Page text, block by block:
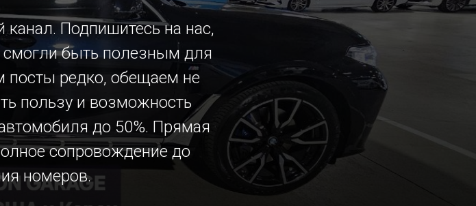
Подпишитесь на нас,
быть полезным для
посты редко, обещаем не
пользу и возможность
до 50%. Прямая
сопровождение до
номеров.